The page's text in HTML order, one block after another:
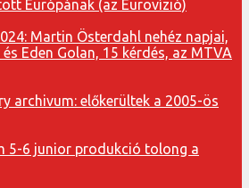
Európának (az Eurovízió)
Martin Österdahl nehéz napjai,
Eden Golan, 15 kérdés, az MTVA
archivum: előkerültek a 2005-ös
5-6 junior produkció tolong a